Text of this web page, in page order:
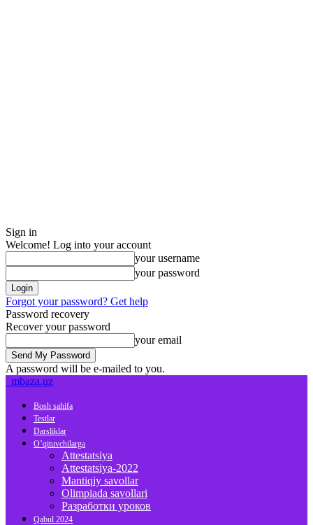
Sign in
Welcome! Log into your account
your username
your password
Forgot your password? Get help
Password recovery
Recover your password
your email
A password will be e-mailed to you.
mbaza.uz
Bosh sahifa
Testlar
Darsliklar
O’qituvchilarga
Attestatsiya
Attestatsiya-2022
Mantiqiy savollar
Olimpiada savollari
Разработки уроков
Qabul 2024